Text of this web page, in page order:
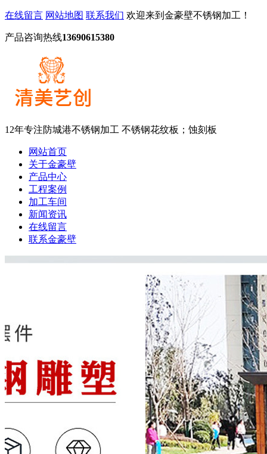
在线留言 网站地图 联系我们 欢迎来到金豪壁不锈钢加工！
产品咨询热线13690615380
12年专注防城港不锈钢加工 不锈钢花纹板；蚀刻板
网站首页
关于金豪壁
产品中心
工程案例
加工车间
新闻资讯
在线留言
联系金豪壁